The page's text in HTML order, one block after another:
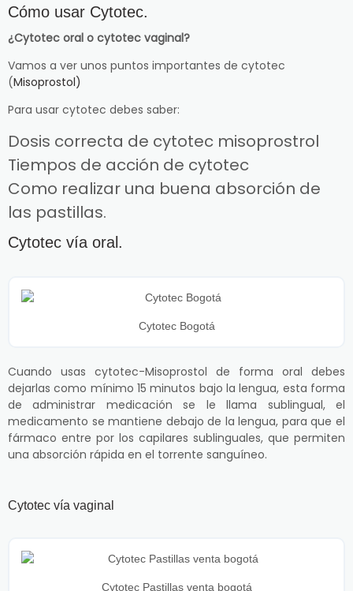
Cómo usar Cytotec.
¿Cytotec oral o cytotec vaginal?
Vamos a ver unos puntos importantes de cytotec
(Misoprostol)
Para usar cytotec debes saber:
Dosis correcta de cytotec misoprostrol
Tiempos de acción de cytotec
Como realizar una buena absorción de
las pastillas.
Cytotec vía oral.
Cytotec Bogotá
Cuando usas cytotec-Misoprostol de forma oral debes
dejarlas como mínimo 15 minutos bajo la lengua, esta forma
de administrar medicación se le llama sublingual, el
medicamento se mantiene debajo de la lengua, para que el
fármaco entre por los capilares sublinguales, que permiten
una absorción rápida en el torrente sanguíneo.
Cytotec vía vaginal
Cytotec Pastillas venta bogotá